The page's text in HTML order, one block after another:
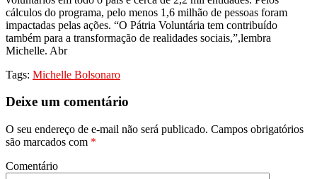
cálculos do programa, pelo menos 1,6 milhão de pessoas foram
impactadas pelas ações. “O Pátria Voluntária tem contribuído
também para a transformação de realidades sociais,”,lembra
Michelle. Abr
Tags: Michelle Bolsonaro
Deixe um comentário
O seu endereço de e-mail não será publicado. Campos obrigatórios
são marcados com *
Comentário